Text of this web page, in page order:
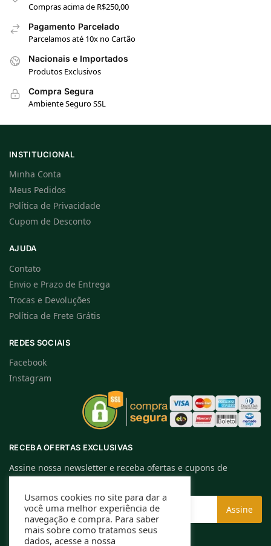
Compras acima de R$250,00
Pagamento Parcelado
Parcelamos até 10x no Cartão
Nacionais e Importados
Produtos Exclusivos
Compra Segura
Ambiente Seguro SSL
INSTITUCIONAL
Minha Conta
Meus Pedidos
Política de Privacidade
Cupom de Desconto
AJUDA
Contato
Envio e Prazo de Entrega
Trocas e Devoluções
Política de Frete Grátis
REDES SOCIAIS
Facebook
Instagram
RECEBA OFERTAS EXCLUSIVAS
Assine nossa newsletter e receba ofertas e cupons de
descontos exclusivos.
Usamos cookies no site para dar a
você uma melhor experiência de
navegação e compra. Para saber
mais sobre como tratamos seus
dados, acesse a nossa